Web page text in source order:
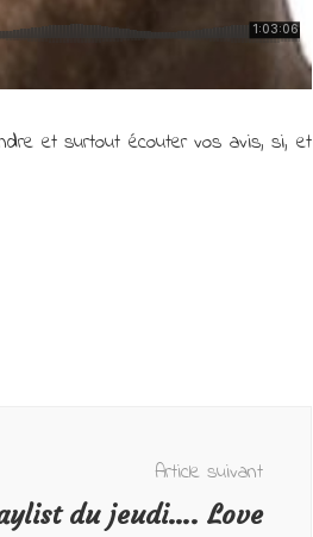
et surtout écouter vos avis, si, et
Article suivant
du jeudi…. Love